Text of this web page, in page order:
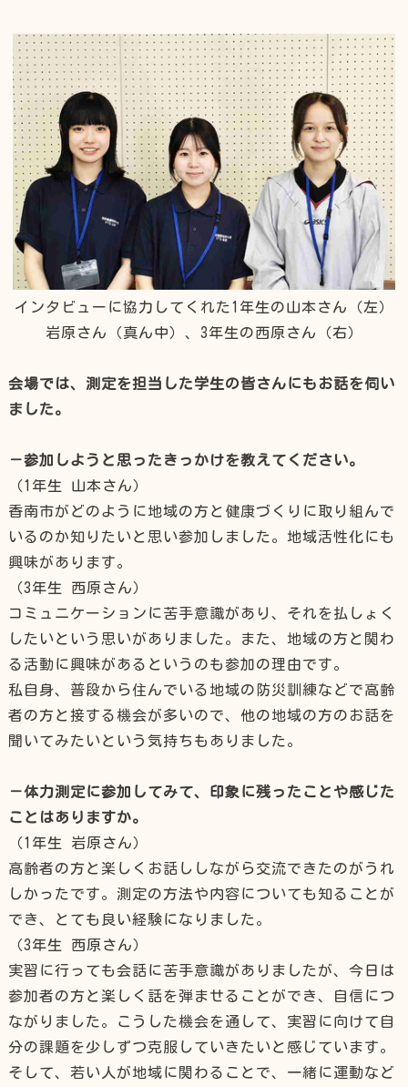
インタビューに協力してくれた1年生の山本さん（左）
岩原さん（真ん中）、3年生の西原さん（右）
会場では、測定を担当した学生の皆さんにもお話を伺い
ました。
－参加しようと思ったきっかけを教えてください。
（1年生 山本さん）
香南市がどのように地域の方と健康づくりに取り組んで
いるのか知りたいと思い参加しました。地域活性化にも
興味があります。
（3年生 西原さん）
コミュニケーションに苦手意識があり、それを払しょく
したいという思いがありました。また、地域の方と関わ
る活動に興味があるというのも参加の理由です。
私自身、普段から住んでいる地域の防災訓練などで高齢
者の方と接する機会が多いので、他の地域の方のお話を
聞いてみたいという気持ちもありました。
－体力測定に参加してみて、印象に残ったことや感じた
ことはありますか。
（1年生 岩原さん）
高齢者の方と楽しくお話ししながら交流できたのがうれ
しかったです。測定の方法や内容についても知ることが
でき、とても良い経験になりました。
（3年生 西原さん）
実習に行っても会話に苦手意識がありましたが、今日は
参加者の方と楽しく話を弾ませることができ、自信につ
ながりました。こうした機会を通して、実習に向けて自
分の課題を少しずつ克服していきたいと感じています。
そして、若い人が地域に関わることで、一緒に運動など